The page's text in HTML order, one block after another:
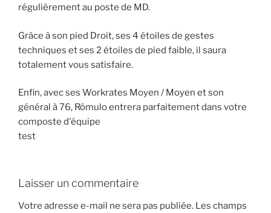
régulièrement au poste de MD.
Grâce à son pied Droit, ses 4 étoiles de gestes
techniques et ses 2 étoiles de pied faible, il saura
totalement vous satisfaire.
Enfin, avec ses Workrates Moyen / Moyen et son
général à 76, Rômulo entrera parfaitement dans votre
composte d'équipe
test
Laisser un commentaire
Votre adresse e-mail ne sera pas publiée. Les champs